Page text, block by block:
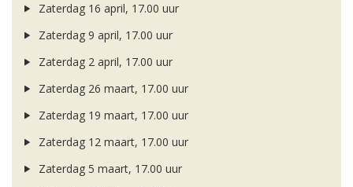
Zaterdag 16 april, 17.00 uur
Zaterdag 9 april, 17.00 uur
Zaterdag 2 april, 17.00 uur
Zaterdag 26 maart, 17.00 uur
Zaterdag 19 maart, 17.00 uur
Zaterdag 12 maart, 17.00 uur
Zaterdag 5 maart, 17.00 uur